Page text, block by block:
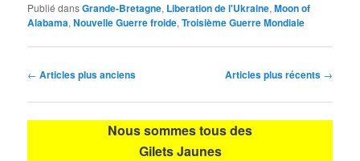
Publié dansGrande-Bretagne, Liberation de l'Ukraine,Moon of
Alabama,Nouvelle Guerre froide,Troisième Guerre Mondiale
Navigation
articles
← Articles plus anciens Articles plus récents →
Nous sommes tous des
Gilets Jaunes